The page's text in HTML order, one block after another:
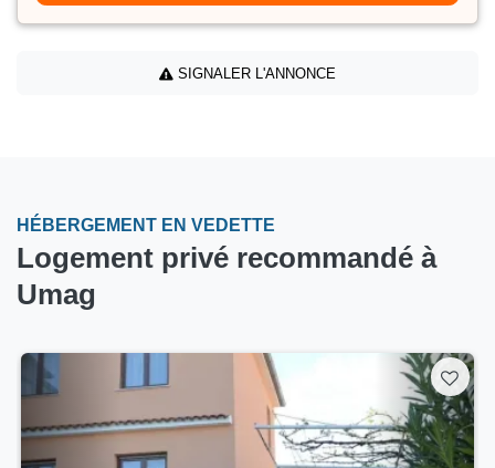
SIGNALER L'ANNONCE
HÉBERGEMENT EN VEDETTE
Logement privé recommandé à
Umag